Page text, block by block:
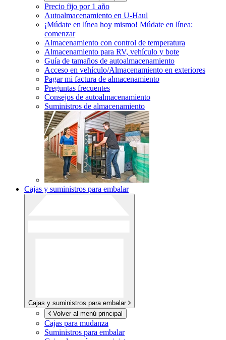
Precio fijo por 1 año
Autoalmacenamiento en U-Haul
¡Múdate en línea hoy mismo! Múdate en línea:
comenzar
Almacenamiento con control de temperatura
Almacenamiento para RV, vehículo y bote
Guía de tamaños de autoalmacenamiento
Acceso en vehículo/Almacenamiento en exteriores
Pagar mi factura de almacenamiento
Preguntas frecuentes
Consejos de autoalmacenamiento
Suministros de almacenamiento
Cajas y suministros para embalar
Cajas y suministros para embalar
Volver al menú principal
Cajas para mudanza
Suministros para embalar